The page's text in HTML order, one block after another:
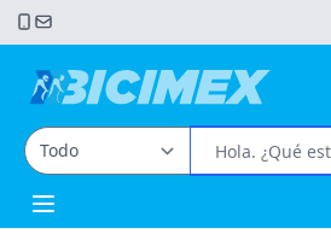
Open main menu